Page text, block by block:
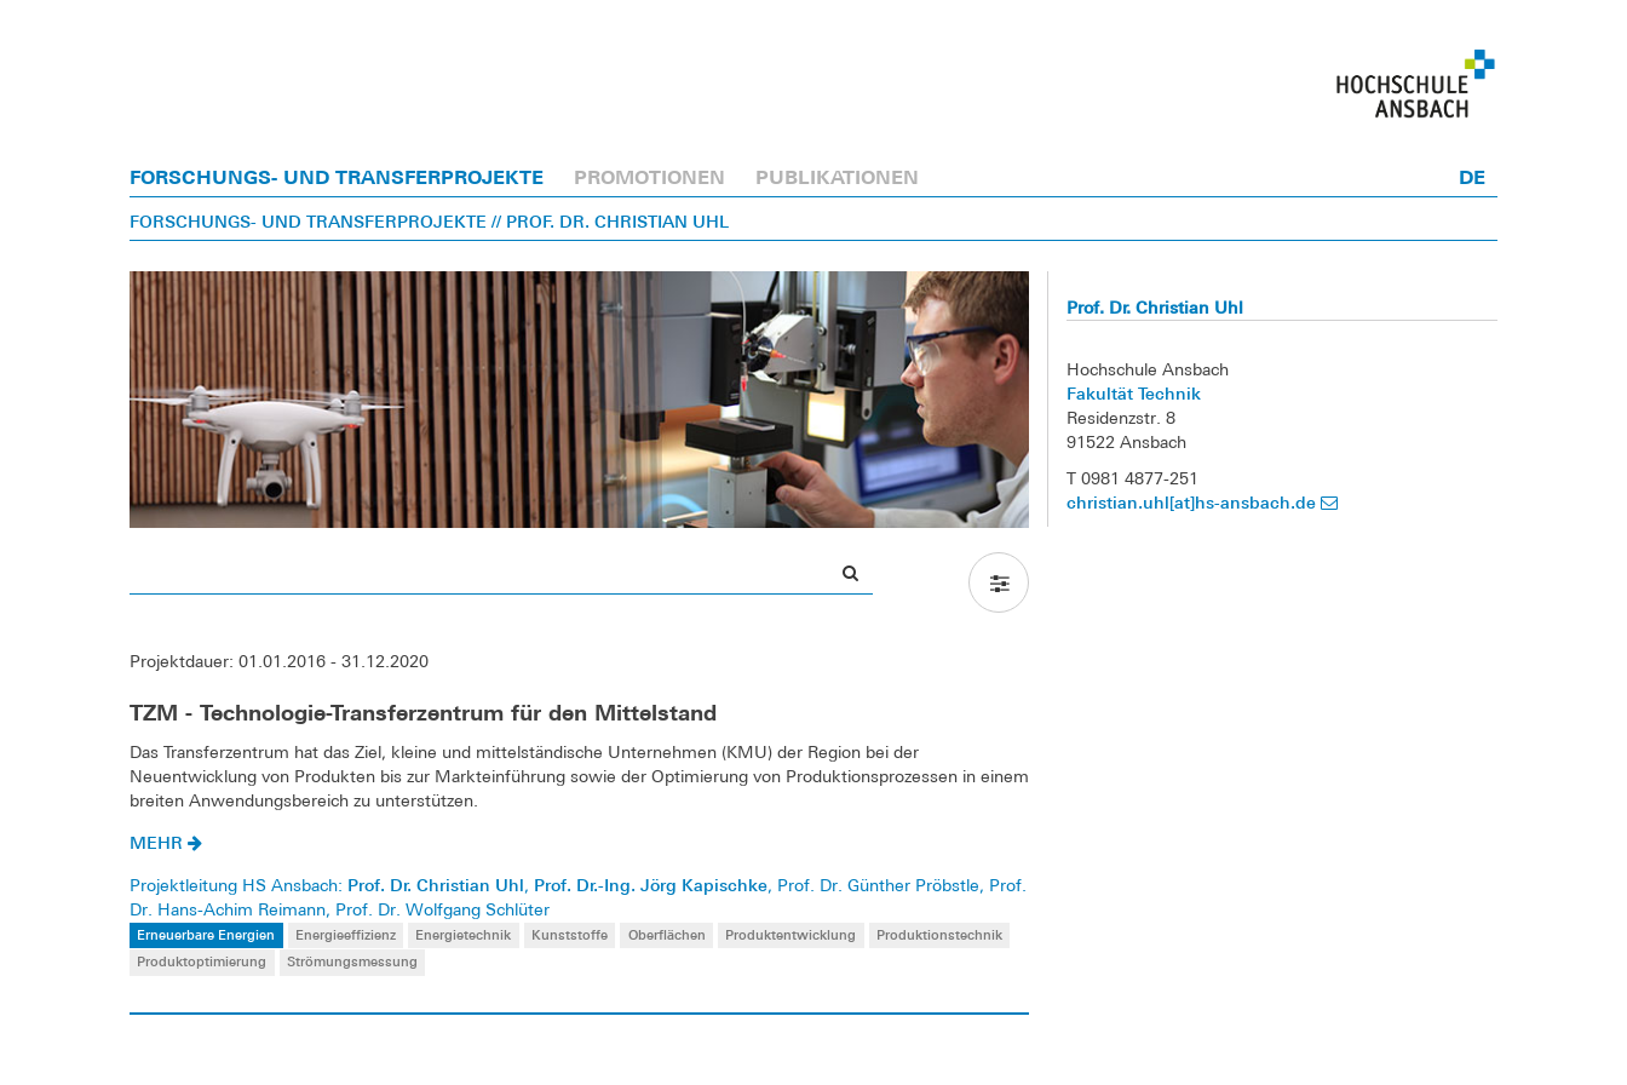
FORSCHUNGS- UND TRANSFERPROJEKTE PROMOTIONEN PUBLIKATIONEN DE
FORSCHUNGS- UND TRANSFERPROJEKTE // PROF. DR. CHRISTIAN UHL
Projektdauer: 01.01.2016 - 31.12.2020
TZM - Technologie-Transferzentrum für den Mittelstand
Das Transferzentrum hat das Ziel, kleine und mittelständische Unternehmen (KMU) der Region bei der
Neuentwicklung von Produkten bis zur Markteinführung sowie der Optimierung von Produktionsprozessen in einem
breiten Anwendungsbereich zu unterstützen.
MEHR
Projektleitung HS Ansbach: Prof. Dr. Christian Uhl, Prof. Dr.-Ing. Jörg Kapischke, Prof. Dr. Günther Pröbstle, Prof.
Dr. Hans-Achim Reimann, Prof. Dr. Wolfgang Schlüter
Erneuerbare Energien Energieeffizienz Energietechnik Kunststoffe Oberflächen Produktentwicklung
Produktionstechnik
Produktoptimierung
Strömungsmessung
Prof. Dr. Christian Uhl
Hochschule Ansbach
Fakultät Technik
Residenzstr. 8
91522 Ansbach
T 0981 4877-251
christian.uhl[at]hs-ansbach.de